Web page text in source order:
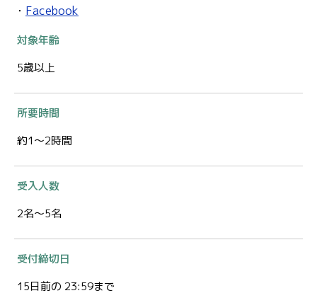
・ Facebook
対象年齢
5歳以上
所要時間
約1～2時間
受入人数
2名～5名
受付締切日
15日前の 23:59まで